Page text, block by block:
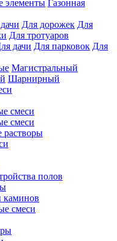
элементы Газонная
Для дорожек Для
Для тротуаров
дачи Для парковок Для
Магистральный
Шарнирный
смеси
смеси
растворы
полов
каминов
смеси